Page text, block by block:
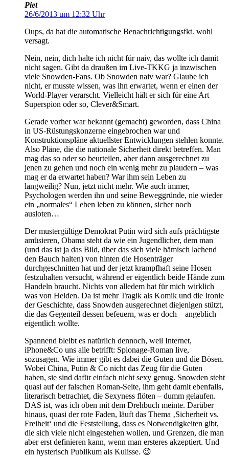
Piet
26/6/2013 um 12:32 Uhr
Oups, da hat die automatische Benachrichtigungsfkt. wohl
versagt.
Nein, nein, dich halte ich nicht für naiv, das wollte ich damit
nicht sagen. Gibt da draußen im Live-TKKG ja inzwischen
viele Snowden-Fans. Ob Snowden naiv war? Glaube ich
nicht, er musste wissen, was ihn erwartet, wenn er einen der
World-Player verarscht. Vielleicht hält er sich für eine Art
Superspion oder so, Clever&Smart.
Gerade vorher war bekannt (gemacht) geworden, dass China
in US-Rüstungskonzerne eingebrochen war und
Konstruktionspläne aktuellster Entwicklungen stehlen konnte.
Also Pläne, die die nationale Sicherheit direkt betreffen. Man
mag das so oder so beurteilen, aber dann ausgerechnet zu
jenen zu gehen und noch ein wenig mehr zu plaudern – was
mag er da erwartet haben? War ihm sein Leben zu
langweilig? Nun, jetzt nicht mehr. Wie auch immer,
Psychologen werden ihn und seine Beweggründe, nie wieder
ein „normales“ Leben leben zu können, sicher noch
ausloten…
Der mustergültige Demokrat Putin wird sich aufs prächtigste
amüsieren, Obama steht da wie ein Jugendlicher, dem man
(und das ist ja das Bild, über das sich viele hämisch lachend
den Bauch halten) von hinten die Hosenträger
durchgeschnitten hat und der jetzt krampfhaft seine Hosen
festzuhalten versucht, während er eigentlich beide Hände zum
Handeln braucht. Nichts von alledem hat für mich wirklich
was von Helden. Da ist mehr Tragik als Komik und die Ironie
der Geschichte, dass Snowden ausgerechnet diejenigen stützt,
die das Gegenteil dessen befeuern, was er doch – angeblich –
eigentlich wollte.
Spannend bleibt es natürlich dennoch, weil Internet,
iPhone&Co uns alle betrifft: Spionage-Roman live,
sozusagen. Wie immer gibt es dabei die Guten und die Bösen.
Wobei China, Putin & Co nicht das Zeug für die Guten
haben, sie sind dafür einfach nicht sexy genug. Snowden steht
quasi auf der falschen Roman-Seite, ihm geht damit ebenfalls,
literarisch betrachtet, die Sexyness flöten – dumm gelaufen.
DAS ist, was ich oben mit dem Drehbuch meinte. Darüber
hinaus, quasi der rote Faden, läuft das Thema ‚Sicherheit vs.
Freiheit‘ und die Feststellung, dass es Notwendigkeiten gibt,
die sich viele nicht eingestehen wollen, und Grenzen, die man
aber erst definieren kann, wenn man ersteres akzeptiert. Und
ein hysterisch Publikum als Kulisse. 😉